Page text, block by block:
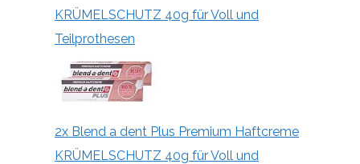
KRÜMELSCHUTZ 40g für Voll und
Teilprothesen
2x Blend a dent Plus Premium Haftcreme
KRÜMELSCHUTZ 40g für Voll und